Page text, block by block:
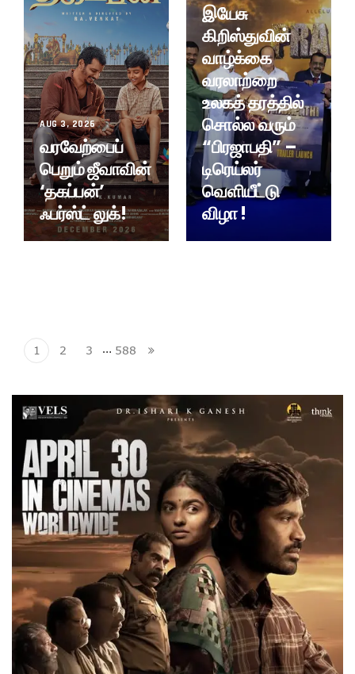
AUG 3, 2026
வரவேற்பைப்
பெறும் ஜீவாவின்
‘தகப்பன்’
ஃபர்ஸ்ட் லுக்!
இயேசு
கிறிஸ்துவின்
வாழ்க்கை
வரலாற்றை
உலகத் தரத்தில்
சொல்ல வரும்
“பிரஜாபதி” –
டிரெய்லர்
வெளியீட்டு
விழா !
1 2 3 … 588